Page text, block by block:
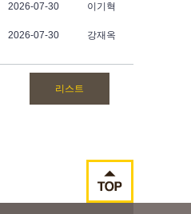
2026-07-30 이기혁
2026-07-30 강재옥
리스트